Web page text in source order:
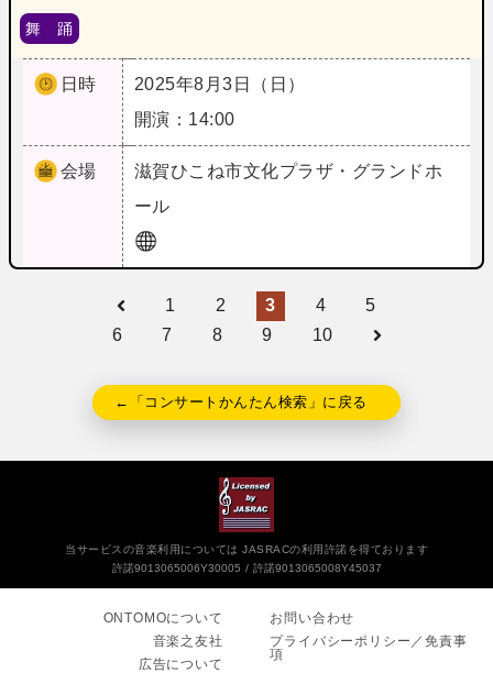
舞 踊
日時
2025年8月3日（日）
開演：14:00
会場 滋賀ひこね市文化プラザ・グランドホ
ール
1 2 3 4
5
6
7 8 9 10
←「コンサートかんたん検索」に戻る
当サービスの音楽利用については JASRACの利用許諾を得ております
許諾9013065006Y30005
許諾9013065008Y45037
ONTOMOについて
音楽之友社
広告について
お問い合わせ
プライバシーポリシー／免責事
項